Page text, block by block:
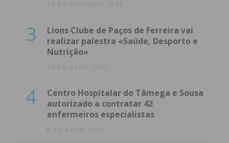
23 DE OUTUBRO 2023
3
Lions Clube de Paços de Ferreira vai
realizar palestra «Saúde, Desporto e
Nutrição»
14 DE ABRIL 2022
4
Centro Hospitalar do Tâmega e Sousa
autorizado a contratar 42
enfermeiros especialistas
8 DE ABRIL 2022